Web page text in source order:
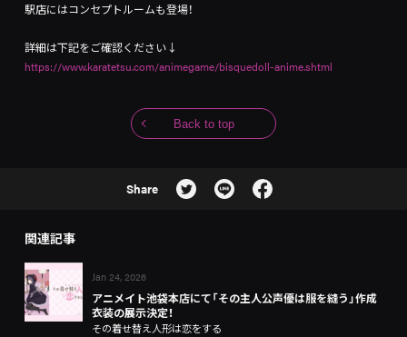
駅店にはコンセプトルームも登場！
詳細は下記をご確認ください↓
https://www.karatetsu.com/animegame/bisquedoll-anime.shtml
Back to top
Share
関連記事
Jan 24, 2026
アニメイト池袋本店にて「その主人公声優は服を縫う」作成
衣装の展示決定！
その着せ替え人形は恋をする